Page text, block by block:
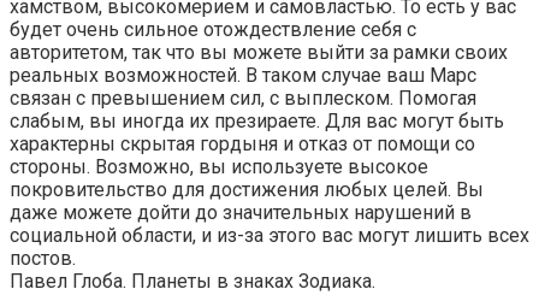
хамством, высокомерием и самовластью. То есть у вас
будет очень сильное отождествление себя с
авторитетом, так что вы можете выйти за рамки своих
реальных возможностей. В таком случае ваш Марс
связан с превышением сил, с выплеском. Помогая
слабым, вы иногда их презираете. Для вас могут быть
характерны скрытая гордыня и отказ от помощи со
стороны. Возможно, вы используете высокое
покровительство для достижения любых целей. Вы
даже можете дойти до значительных нарушений в
социальной области, и из-за этого вас могут лишить всех
постов.
Павел Глоба. Планеты в знаках Зодиака.